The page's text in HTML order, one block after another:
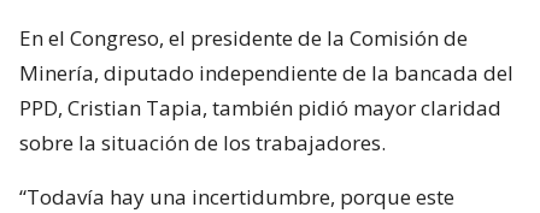
En el Congreso, el presidente de la Comisión de
Minería, diputado independiente de la bancada del
PPD, Cristian Tapia, también pidió mayor claridad
sobre la situación de los trabajadores.
“Todavía hay una incertidumbre, porque este